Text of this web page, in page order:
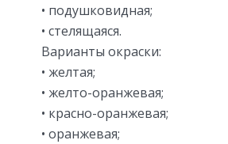
• подушковидная;
• стелящаяся.
Варианты окраски:
• желтая;
• желто-оранжевая;
• красно-оранжевая;
• оранжевая;